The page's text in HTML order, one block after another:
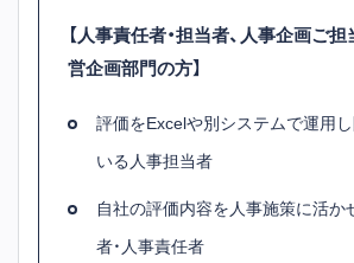
【人事責任者・担当者、人事企画ご担
営企画部門の方】
評価をExcelや別システムで運用
いる人事担当者
自社の評価内容を人事施策に活か
者・人事責任者